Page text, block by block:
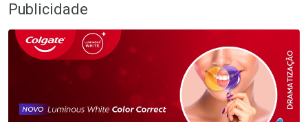
Publicidade